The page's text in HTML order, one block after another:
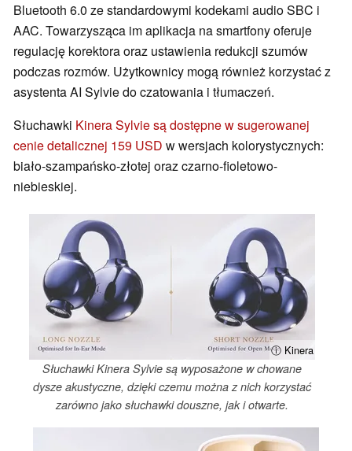
Bluetooth 6.0 ze standardowymi kodekami audio SBC i
AAC. Towarzysząca im aplikacja na smartfony oferuje
regulację korektora oraz ustawienia redukcji szumów
podczas rozmów. Użytkownicy mogą również korzystać z
asystenta AI Sylvie do czatowania i tłumaczeń.
Słuchawki Kinera Sylvie są dostępne w sugerowanej
cenie detalicznej 159 USD w wersjach kolorystycznych:
biało-szampańsko-złotej oraz czarno-fioletowo-
niebieskiej.
ⓘ Kinera
Słuchawki Kinera Sylvie są wyposażone w chowane
dysze akustyczne, dzięki czemu można z nich korzystać
zarówno jako słuchawki douszne, jak i otwarte.